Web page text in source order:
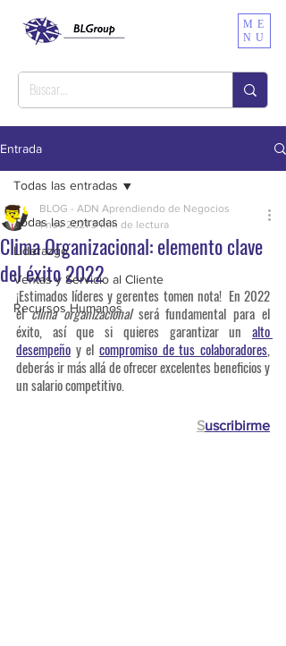
ME
NU
Entrada
Todas las entradas
Liderazgo
Ventas y Servicio al Cliente
Recursos Humanos
Todas las entradas
Clima Organizacional: elemento clave
del éxito 2022
BLOG - ADN Aprendiendo de Negocios
1 nov 2021 3 min de lectura
¡Estimados líderes y gerentes tomen nota!  En 2022
el clima organizacional será fundamental para el
éxito, así que si quieres garantizar un alto
desempeño y el compromiso de tus colaboradores,
deberás ir más allá de ofrecer excelentes beneficios y
un salario competitivo.
Suscribirme